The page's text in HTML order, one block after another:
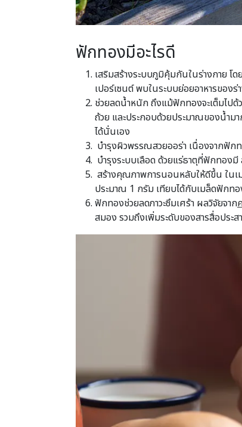
ฟักทองมีอะไรดี
เสริมสร้างระบบภูมิคุ้มกันในร่างกาย โ
เปอร์เซนต์ พบในระบบย่อยอาหารของร่
ช่วยลดน้ำหนัก ถึงแม้ฟักทองจะเต็มไป
ถ้วย และประกอบด้วยประมาณของน้ำม
ได้นั่นเอง
บำรุงผิวพรรณสวยออร่า เนื่องจากฟัก
บำรุงระบบเลือด ด้วยแร่ธาตุที่ฟักทอง
สร้างคุณภาพการนอนหลับให้ดีขึ้น ในเ
ประมาณ 1 กรัม เทียบได้กับเมล็ดฟักท
ฟักทองช่วยลดภาวะซึมเศร้า ผลวิจัยจาก
สมอง รวมถึงเพิ่มระดับของสารสื่อประส